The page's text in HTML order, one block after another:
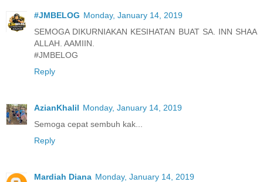
#JMBELOG Monday, January 14, 2019
SEMOGA DIKURNIAKAN KESIHATAN BUAT SA. INN SHAA
ALLAH. AAMIIN.
#JMBELOG
Reply
AzianKhalil Monday, January 14, 2019
Semoga cepat sembuh kak...
Reply
Mardiah Diana Monday, January 14, 2019